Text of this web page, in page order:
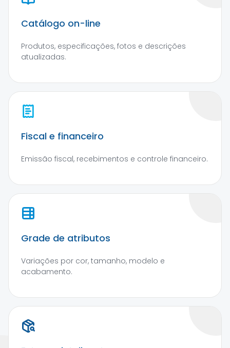
Catálogo on-line
Produtos, especificações, fotos e descrições
atualizadas.
Fiscal e financeiro
Emissão fiscal, recebimentos e controle financeiro.
Grade de atributos
Variações por cor, tamanho, modelo e
acabamento.